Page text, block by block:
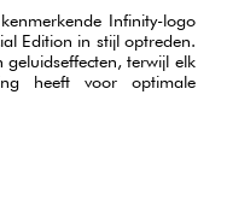
Infinity-logo
Edition in stijl optreden.
geluidseffecten, terwijl elk
heeft voor optimale